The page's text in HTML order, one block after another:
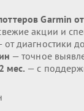
Garmin
акции и
от диагностики
— точное
мес. — с